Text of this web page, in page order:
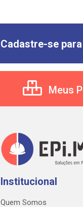
Cadastre-se
Meus
Institucional
Quem Somos